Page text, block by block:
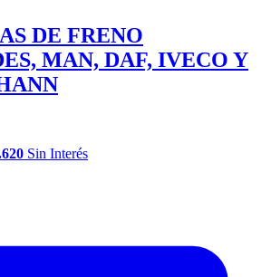
DE FRENO
MAN, DAF, IVECO Y
Sin Interés